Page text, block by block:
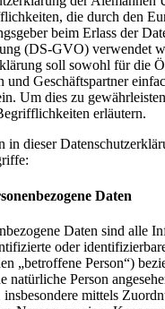
die durch den
beim Erlass der
(DS-GVO) verwendet
soll sowohl für die
und Geschäftspartner
Um dies zu
erläutern.
in dieser
Daten
Daten sind alle
oder
„betroffene Person“)
natürliche Person
mittels